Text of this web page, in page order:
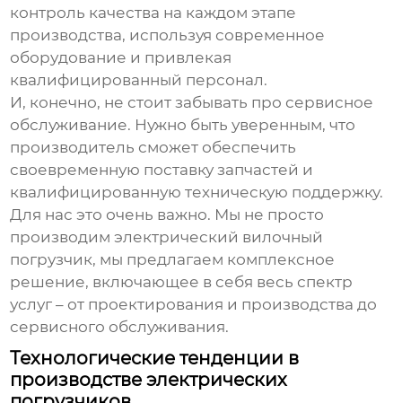
контроль качества на каждом этапе
производства, используя современное
оборудование и привлекая
квалифицированный персонал.
И, конечно, не стоит забывать про сервисное
обслуживание. Нужно быть уверенным, что
производитель сможет обеспечить
своевременную поставку запчастей и
квалифицированную техническую поддержку.
Для нас это очень важно. Мы не просто
производимэлектрический вилочный
погрузчик, мы предлагаем комплексное
решение, включающее в себя весь спектр
услуг – от проектирования и производства до
сервисного обслуживания.
Технологические тенденции в
производстве электрических